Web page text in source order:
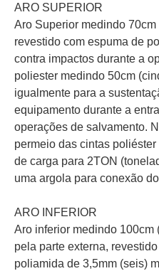
ARO SUPERIOR
Aro Superior medindo
revestido com espuma de
contra impactos durante a
poliester medindo 50cm
igualmente para a
equipamento durante a
operações de salvamento.
permeio das cintas
de carga para 2TON
uma argola para conexão
ARO INFERIOR
Aro inferior medindo 100cm
pela parte externa,
poliamida de 3,5mm (seis)